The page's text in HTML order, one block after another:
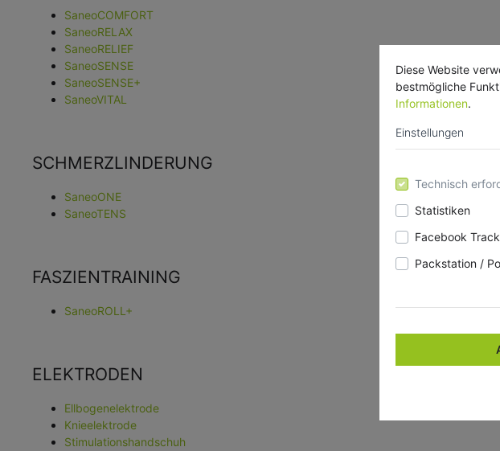
SaneoCOMFORT
SaneoRELAX
SaneoRELIEF
SaneoSENSE
SaneoSENSE+
SaneoVITAL
SCHMERZLINDERUNG
SaneoONE
SaneoTENS
FASZIENTRAINING
SaneoROLL+
ELEKTRODEN
Ellbogenelektrode
Knieelektrode
Stimulationshandschuh
Diese Website
bestmögliche
Informationen.
Einstellungen
Technisch
Statistiken
Facebook
Packstation /